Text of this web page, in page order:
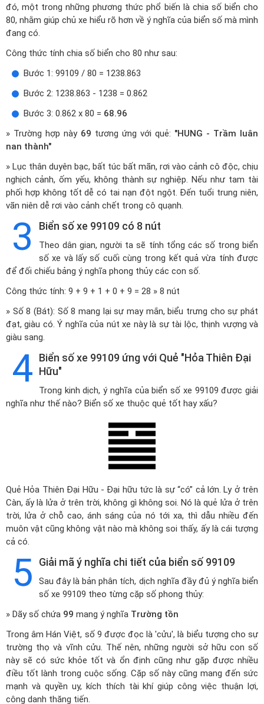
đó, một trong những phương thức phổ biến là chia số biển cho
80, nhằm giúp chủ xe hiểu rõ hơn về ý nghĩa của biển số mà mình
đang có.
Công thức tính chia số biển cho 80 như sau:
Bước 1: 99109 / 80 = 1238.863
Bước 2: 1238.863 - 1238 = 0.862
Bước 3: 0.862 x 80 = 68.96
» Trường hợp này 69 tương ứng với quẻ: "HUNG - Trầm luân
nan thành"
» Lục thân duyên bạc, bất túc bất mãn, rơi vào cảnh cô độc, chịu
nghịch cảnh, ốm yếu, không thành sự nghiệp. Nếu như tam tài
phối hợp không tốt dễ có tai nạn đột ngột. Đến tuổi trung niên,
vãn niên dễ rơi vào cảnh chết trong cô quạnh.
3 Biển số xe 99109 có 8 nút
Theo dân gian, người ta sẽ tính tổng các số trong biển
số xe và lấy số cuối cùng trong kết quả vừa tính được
để đối chiếu bảng ý nghĩa phong thủy các con số.
Công thức tính: 9 + 9 + 1 + 0 + 9 = 28 » 8 nút
» Số 8 (Bát): Số 8 mang lại sự may mắn, biểu trưng cho sự phát
đạt, giàu có. Ý nghĩa của nút xe này là sự tài lộc, thịnh vượng và
giàu sang.
4 Biển số xe 99109 ứng với Quẻ "Hỏa Thiên Đại
Hữu"
Trong kinh dịch, ý nghĩa của biển số xe 99109 được giải
nghĩa như thế nào? Biển số xe thuộc quẻ tốt hay xấu?
Quẻ Hỏa Thiên Đại Hữu - Đại hữu tức là sự “có” cả lớn. Ly ở trên
Càn, ấy là lửa ở trên trời, không gì không soi. Nó là quẻ lửa ở trên
trời, lửa ở chỗ cao, ánh sáng của nó tới xa, thì dẫu nhiều đến
muôn vật cũng không vật nào mà không soi thấy, ấy là cái tượng
cả có.
5 Giải mã ý nghĩa chi tiết của biển số 99109
Sau đây là bản phân tích, dịch nghĩa đầy đủ ý nghĩa biển
số xe 99109 theo từng cặp số phong thủy:
» Dãy số chứa 99 mang ý nghĩa Trường tồn
Trong âm Hán Việt, số 9 được đọc là 'cửu', là biểu tượng cho sự
trường thọ và vĩnh cửu. Thế nên, những người sở hữu con số
này sẽ có sức khỏe tốt và ổn định cũng như gặp được nhiều
điều tốt lành trong cuộc sống. Cặp số này cũng mang đến sức
mạnh và quyền uy, kích thích tài khí giúp công việc thuận lợi,
công danh thăng tiến.